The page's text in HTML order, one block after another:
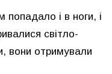
і в ноги, і
світло-
вони отримували